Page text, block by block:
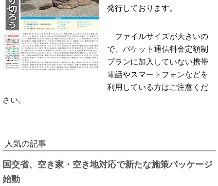
発行しております。
ファイルサイズが大きいの
で、パケット通信料金定額制
プランに加入していない携帯
電話やスマートフォンなどを
利用している方はご注意くだ
さい。
人気の記事
国交省、空き家・空き地対応で新たな施策パッケージ
始動